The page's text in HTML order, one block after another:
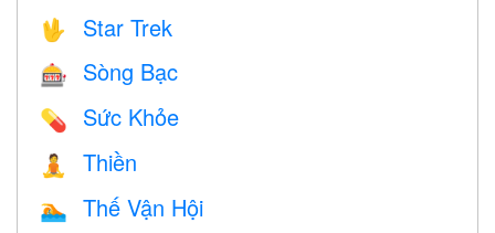
🖖 Star Trek
🎰 Sòng Bạc
💊 Sức Khỏe
🧘 Thiền
🏊 Thế Vận Hội